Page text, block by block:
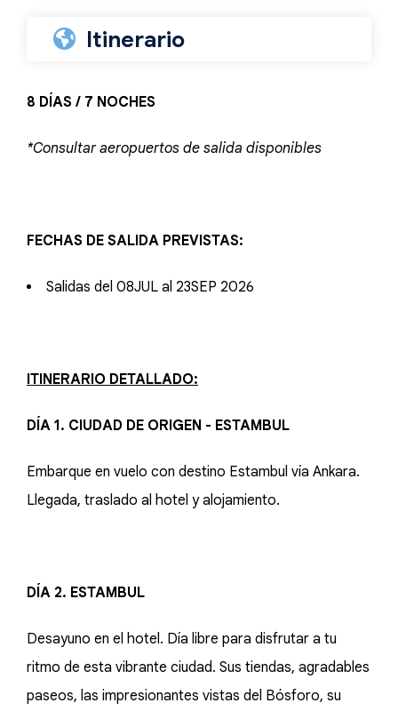
Itinerario
8 DÍAS / 7 NOCHES
*Consultar aeropuertos de salida disponibles
FECHAS DE SALIDA PREVISTAS:
Salidas del 08JUL al 23SEP 2026
ITINERARIO DETALLADO:
DÍA 1. CIUDAD DE ORIGEN - ESTAMBUL
Embarque en vuelo con destino Estambul vía Ankara.
Llegada, traslado al hotel y alojamiento.
DÍA 2. ESTAMBUL
Desayuno en el hotel. Día libre para disfrutar a tu
ritmo de esta vibrante ciudad. Sus tiendas, agradables
paseos, las impresionantes vistas del Bósforo, su